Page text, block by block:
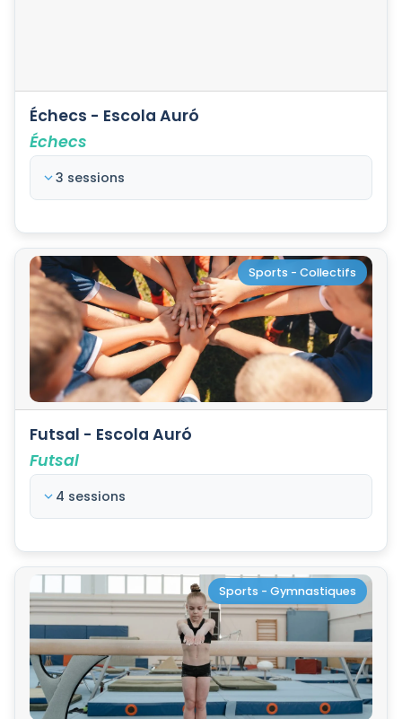
Échecs - Escola Auró
Échecs
3 sessions
Sports - Collectifs
Futsal - Escola Auró
Futsal
4 sessions
Sports - Gymnastiques